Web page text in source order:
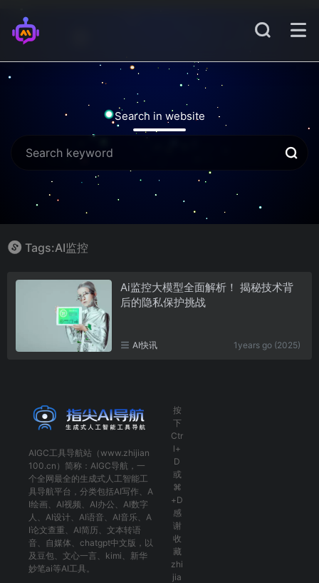
Search in website
Tags:AI监控
Ai监控大模型全面解析！ 揭秘技术背
后的隐私保护挑战
AI快讯 1years go (2025)
AIGC工具导航站（www.zhijian
100.cn）简称： AIGC导航 ，一
个全网最全的生成式人工智能工
具导航平台，分类包括AI写作 、 A
I绘画 、 AI视频 、 AI办公 、 AI数字
人 、 AI设计、 AI语音、 AI音乐、 A
I论文查重 、 AI简历 、 文本转语
音、 自媒体 、 chatgpt中文版 ，以
及 豆包、 文心一言 、 kimi 、 新华
妙笔ai等AI工具。
按
下
Ctr
l+
D
或
⌘
+D
感
谢
收
藏
zhi
jia